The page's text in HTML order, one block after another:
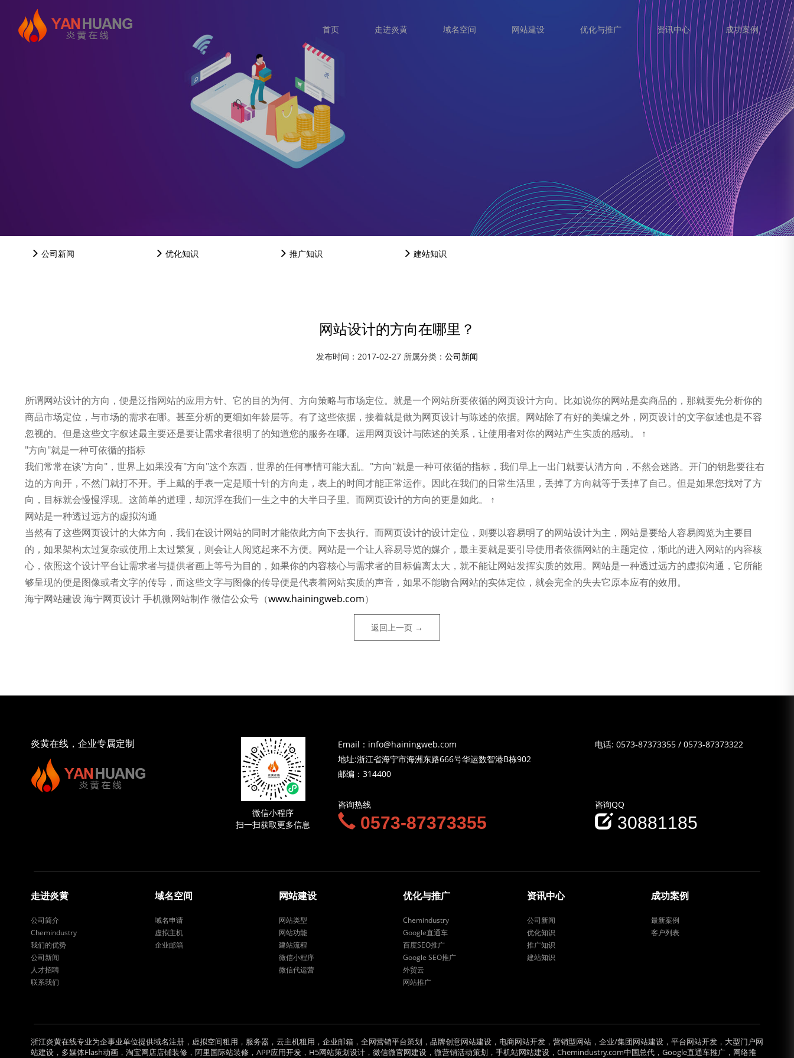
首页 走进炎黄 域名空间 网站建设 优化与推广 资讯中心 成功案例
公司新闻 优化知识 推广知识 建站知识
网站设计的方向在哪里？
发布时间：2017-02-27 所属分类： 公司新闻
所谓网站设计的方向，便是泛指网站的应用方针、它的目的为何、方向策略与市场定位。就是一个网站所要依循的网页设计方向。比如说你的网站是卖商品的，那就要先分析你的
商品市场定位，与市场的需求在哪。甚至分析的更细如年龄层等。有了这些依据，接着就是做为网页设计与陈述的依据。网站除了有好的美编之外，网页设计的文字叙述也是不容
忽视的。但是这些文字叙述最主要还是要让需求者很明了的知道您的服务在哪。运用网页设计与陈述的关系，让使用者对你的网站产生实质的感动。 ↑
"方向"就是一种可依循的指标
我们常常在谈"方向"，世界上如果没有"方向"这个东西，世界的任何事情可能大乱。"方向"就是一种可依循的指标，我们早上一出门就要认清方向，不然会迷路。开门的钥匙要往右
边的方向开，不然门就打不开。手上戴的手表一定是顺十针的方向走，表上的时间才能正常运作。因此在我们的日常生活里，丢掉了方向就等于丢掉了自己。但是如果您找对了方
向，目标就会慢慢浮现。这简单的道理，却沉浮在我们一生之中的大半日子里。而网页设计的方向的更是如此。 ↑
网站是一种透过远方的虚拟沟通
当然有了这些网页设计的大体方向，我们在设计网站的同时才能依此方向下去执行。而网页设计的设计定位，则要以容易明了的网站设计为主，网站是要给人容易阅览为主要目
的，如果架构太过复杂或使用上太过繁复，则会让人阅览起来不方便。网站是一个让人容易导览的媒介，最主要就是要引导使用者依循网站的主题定位，渐此的进入网站的内容核
心，依照这个设计平台让需求者与提供者画上等号为目的，如果你的内容核心与需求者的目标偏离太大，就不能让网站发挥实质的效用。网站是一种透过远方的虚拟沟通，它所能
够呈现的便是图像或者文字的传导，而这些文字与图像的传导便是代表着网站实质的声音，如果不能吻合网站的实体定位，就会完全的失去它原本应有的效用。
海宁网站建设 海宁网页设计 手机微网站制作 微信公众号（www.hainingweb.com）
返回上一页 →
炎黄在线，企业专属定制
微信小程序
扫一扫获取更多信息
Email：info@hainingweb.com
地址:浙江省海宁市海洲东路666号华运数智港B栋902
邮编：314400
电话: 0573-87373355/ 0573-87373322
咨询热线
0573-87373355
咨询QQ
30881185
走进炎黄
公司简介
Chemindustry
我们的优势
公司新闻
人才招聘
联系我们
域名空间
域名申请
虚拟主机
企业邮箱
网站建设
网站类型
网站功能
建站流程
微信小程序
微信代运营
优化与推广
Chemindustry
Google直通车
百度SEO推广
Google SEO推广
外贸云
网站推广
资讯中心
公司新闻
优化知识
推广知识
建站知识
成功案例
最新案例
客户列表
浙江炎黄在线专业为企事业单位提供域名注册，虚拟空间租用，服务器，云主机租用，企业邮箱，全网营销平台策划，品牌创意网站建设，电商网站开发，营销型网站，企业/集团网站建设，平台网站开发，大型门户网
站建设，多媒体Flash动画，淘宝网店店铺装修，阿里国际站装修，APP应用开发，H5网站策划设计，微信微官网建设，微营销活动策划，手机站网站建设，Chemindustry.com中国总代，Google直通车推广，网络推